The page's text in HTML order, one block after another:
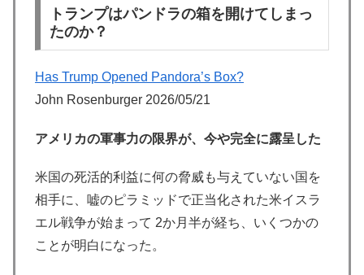
トランプはパンドラの箱を開けてしまっ
たのか？
Has Trump Opened Pandora’s Box?
John Rosenburger 2026/05/21
アメリカの軍事力の限界が、今や完全に露呈した
米国の死活的利益に何の脅威も与えていない国を
相手に、嘘のピラミッドで正当化された米イスラ
エル戦争が始まって 2か月半が経ち、いくつかの
ことが明白になった。